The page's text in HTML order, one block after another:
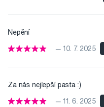
Nepění
— 10. 7. 2025
Za nás nejlepší pasta :)
— 11. 6. 2025